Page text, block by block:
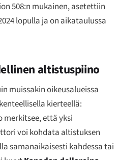
508:n mukainen, asetettiin
lopulla ja on aikataulussa
altistuspiino
muissakin oikeusalueissa
kierteellä:
että yksi
voi kohdata altistuksen
samanaikaisesti kahdessa tai